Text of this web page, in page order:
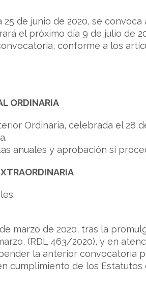
de junio de 2020, se convoca
el próximo día 9 de julio de
conforme a los
ORDINARIA
Ordinaria, celebrada el 28
anuales y aprobación si
marzo de 2020, tras la
(RDL 463/2020), y en
la anterior convocatoria
cumplimiento de los